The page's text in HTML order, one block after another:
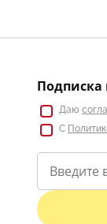
Подписка
Даю
С